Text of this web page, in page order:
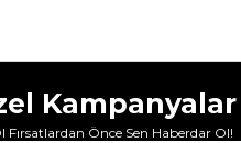
Kampanyalar
Fırsatlardan Önce Sen Haberdar Ol!